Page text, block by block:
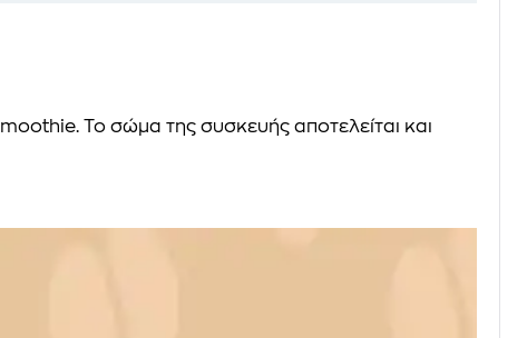
Το σώμα της συσκευής αποτελείται και